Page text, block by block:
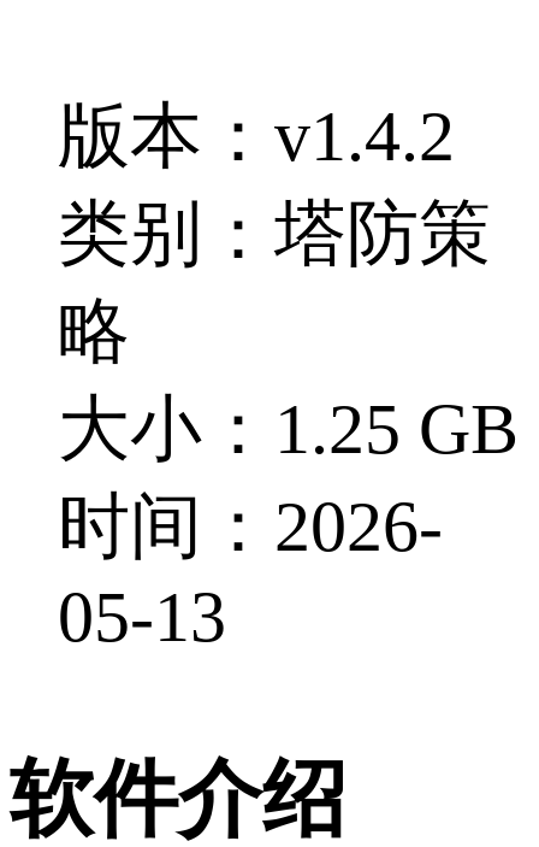
版本：v1.4.2
类别：塔防策
略
大小：1.25 GB
时间：2026-
05-13
软件介绍